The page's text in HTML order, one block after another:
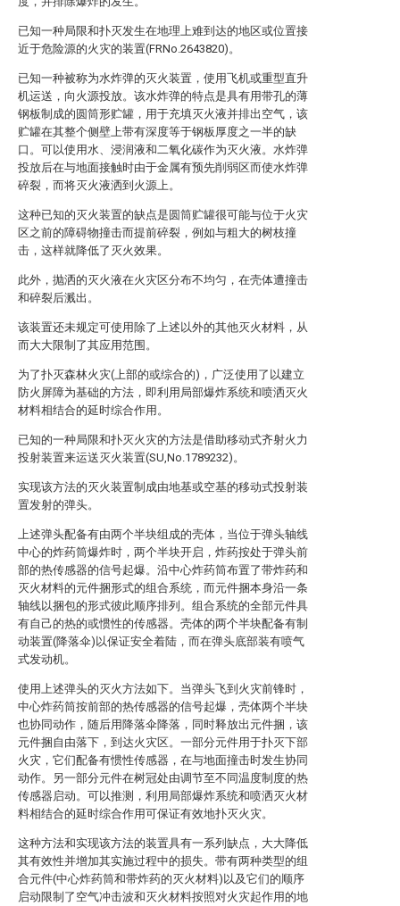
已知一种局限和扑灭发生在地理上难到达的地区或位置接
近于危险源的火灾的装置(FRNo.2643820)。
已知一种被称为水炸弹的灭火装置，使用飞机或重型直升
机运送，向火源投放。该水炸弹的特点是具有用带孔的薄
钢板制成的圆筒形贮罐，用于充填灭火液并排出空气，该
贮罐在其整个侧壁上带有深度等于钢板厚度之一半的缺
口。可以使用水、浸润液和二氧化碳作为灭火液。水炸弹
投放后在与地面接触时由于金属有预先削弱区而使水炸弹
碎裂，而将灭火液洒到火源上。
这种已知的灭火装置的缺点是圆筒贮罐很可能与位于火灾
区之前的障碍物撞击而提前碎裂，例如与粗大的树枝撞
击，这样就降低了灭火效果。
此外，抛洒的灭火液在火灾区分布不均匀，在壳体遭撞击
和碎裂后溅出。
该装置还未规定可使用除了上述以外的其他灭火材料，从
而大大限制了其应用范围。
为了扑灭森林火灾(上部的或综合的)，广泛使用了以建立
防火屏障为基础的方法，即利用局部爆炸系统和喷洒灭火
材料相结合的延时综合作用。
已知的一种局限和扑灭火灾的方法是借助移动式齐射火力
投射装置来运送灭火装置(SU,No.1789232)。
实现该方法的灭火装置制成由地基或空基的移动式投射装
置发射的弹头。
上述弹头配备有由两个半块组成的壳体，当位于弹头轴线
中心的炸药筒爆炸时，两个半块开启，炸药按处于弹头前
部的热传感器的信号起爆。沿中心炸药筒布置了带炸药和
灭火材料的元件捆形式的组合系统，而元件捆本身沿一条
轴线以捆包的形式彼此顺序排列。组合系统的全部元件具
有自己的热的或惯性的传感器。壳体的两个半块配备有制
动装置(降落伞)以保证安全着陆，而在弹头底部装有喷气
式发动机。
使用上述弹头的灭火方法如下。当弹头飞到火灾前锋时，
中心炸药筒按前部的热传感器的信号起爆，壳体两个半块
也协同动作，随后用降落伞降落，同时释放出元件捆，该
元件捆自由落下，到达火灾区。一部分元件用于扑灭下部
火灾，它们配备有惯性传感器，在与地面撞击时发生协同
动作。另一部分元件在树冠处由调节至不同温度制度的热
传感器启动。可以推测，利用局部爆炸系统和喷洒灭火材
料相结合的延时综合作用可保证有效地扑灭火灾。
这种方法和实现该方法的装置具有一系列缺点，大大降低
其有效性并增加其实施过程中的损失。带有两种类型的组
合元件(中心炸药筒和带炸药的灭火材料)以及它们的顺序
启动限制了空气冲击波和灭火材料按照对火灾起作用的地